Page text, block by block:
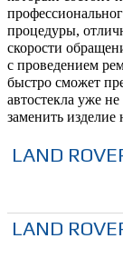
процедуры,
скорости
с проведением
быстро сможет
автостекла уже
заменить
LAND
LAND